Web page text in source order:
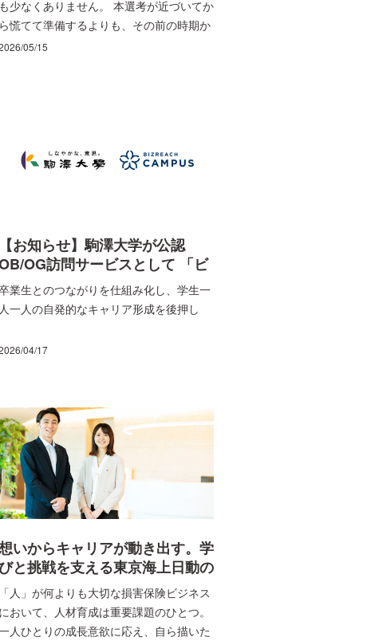
も少なくありません。 本選考が近づいてか
ら慌てて準備するよりも、その前の時期か
自己分析や業界・企業研究、インターン
ます。そのため、その前に何をしておくか
て解説します。
05/15
【お知らせ】駒澤大学が公認
OG訪問サービスとして 「ビ
リーチ・キャンパス」を導入
業生とのつながりを仕組み化し、学生一
人一人の自発的なキャリア形成を後押し
04/17
いからキャリアが動き出す。学
と挑戦を支える東京海上日動の
人材育成とは
「人」が何よりも大切な損害保険ビジネス
において、人材育成は重要課題のひとつ。
人ひとりの成長意欲に応え、自ら描いた